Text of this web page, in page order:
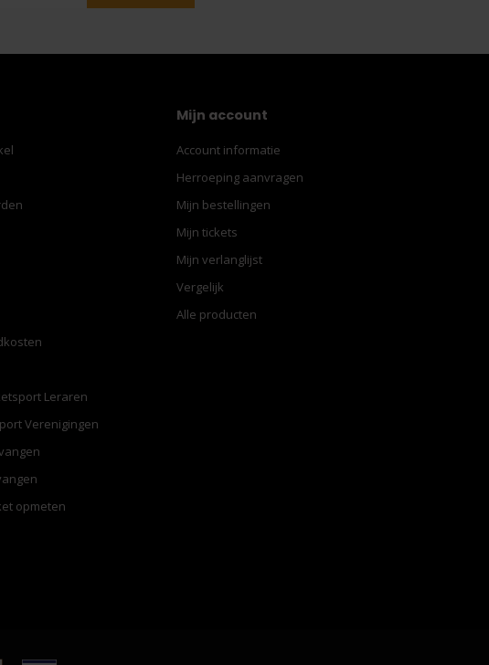
Leraren
Verenigingen
opmeten
Mijn account
Account informatie
Herroeping aanvragen
Mijn bestellingen
Mijn tickets
Mijn verlanglijst
Vergelijk
Alle producten